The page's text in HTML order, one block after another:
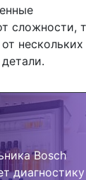
сложности,
нескольких
Bosch
диагностику